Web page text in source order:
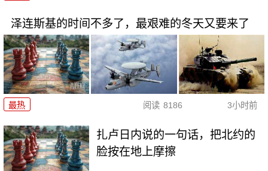
泽连斯基的时间不多了，最艰难的冬天又要来了
最热 阅读 8186 3小时前
扎卢日内说的一句话，把北约的
脸按在地上摩擦